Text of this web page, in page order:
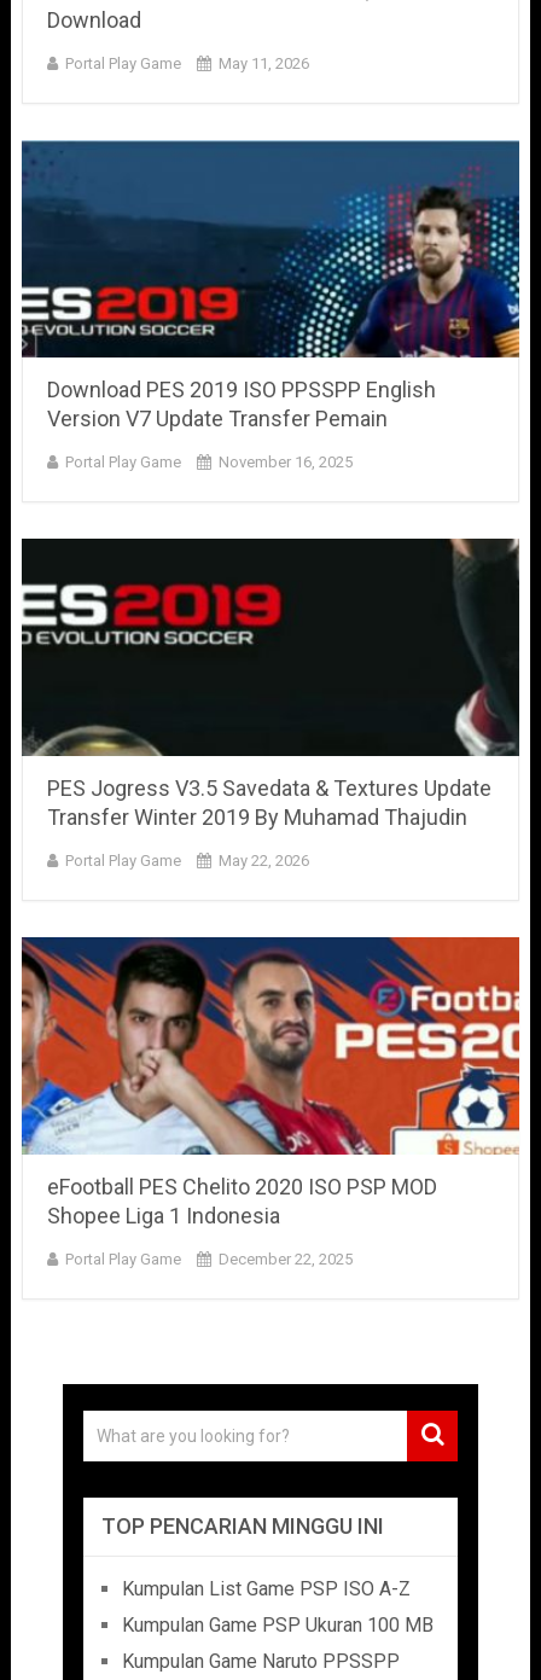
Download
Portal Play Game May 11, 2026
Download PES 2019 ISO PPSSPP English
Version V7 Update Transfer Pemain
Portal Play Game November 16, 2025
PES Jogress V3.5 Savedata & Textures Update
Transfer Winter 2019 By Muhamad Thajudin
Portal Play Game May 22, 2026
eFootball PES Chelito 2020 ISO PSP MOD
Shopee Liga 1 Indonesia
Portal Play Game December 22, 2025
TOP PENCARIAN MINGGU INI
Kumpulan List Game PSP ISO A-Z
Kumpulan Game PSP Ukuran 100 MB
Kumpulan Game Naruto PPSSPP